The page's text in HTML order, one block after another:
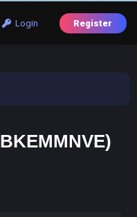
Login Register